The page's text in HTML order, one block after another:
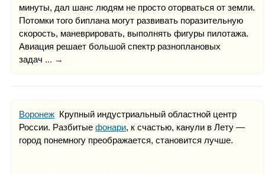
минуты, дал шанс людям не просто оторваться от земли.
Потомки того биплана могут развивать поразительную
скорость, маневрировать, выполнять фигуры пилотажа.
Авиация решает большой спектр разноплановых
задач ... →
Воронеж Крупный индустриальный областной центр
России. Разбитые фонари, к счастью, канули в Лету —
город понемногу преображается, становится лучше.